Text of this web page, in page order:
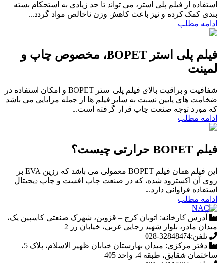
استفاده از فیلم پلی استر، می تواند تا حد زیادی به استحکام بسته
بندی کمک کرده و نیز باعث کاهش وزن ناخالص مواد گردد...
ادامه مطلب
فیلم پلی استر BOPET، مخصوص چاپ و
لمینت
شفافیت و براقیت بالای فیلم پلی استر BOPET و امکان استفاده در
ضخامت های پایین نسبت به سایر فیلم ها از جمله مزایایی می باشد
که مورد توجه صنعت چاپ قرار گرفته است...
ادامه مطلب
فیلم BOPET حرارتی چیست؟
این فیلم همان فیلم BOPET معمولی می باشد که رزین EVA بر
روی آن اکسترود شده، که در صنعت چاپ افست و چاپ دیجیتال
استفاده فراوانی دارد...
ادامه مطلب
آدرس کارخانه: اتوبان کرج – قزوین، شهرک صنعتی کاسپین یک،
میدان مادر، بلوار شهید رجایی غربی، خیابان رز 2
تلفن:32848474-028
دفتر مرکزی:
میدان بهارستان خیابان ظهیر الاسلام، پلاک 5،
ساختمان شقایق، طبقه 4، واحد 405